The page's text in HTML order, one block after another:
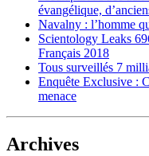
évangélique,
Navalny : l’homme
Scientology Leaks
Français 2018
Tous surveillés 7
Enquête Exclusive :
menace
Archives